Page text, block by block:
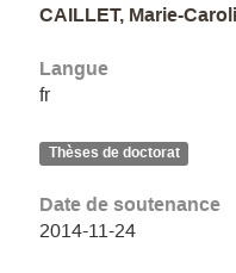
CAILLET, Marie-
Langue
fr
Thèses de doctorat
Date de soutenance
2014-11-24